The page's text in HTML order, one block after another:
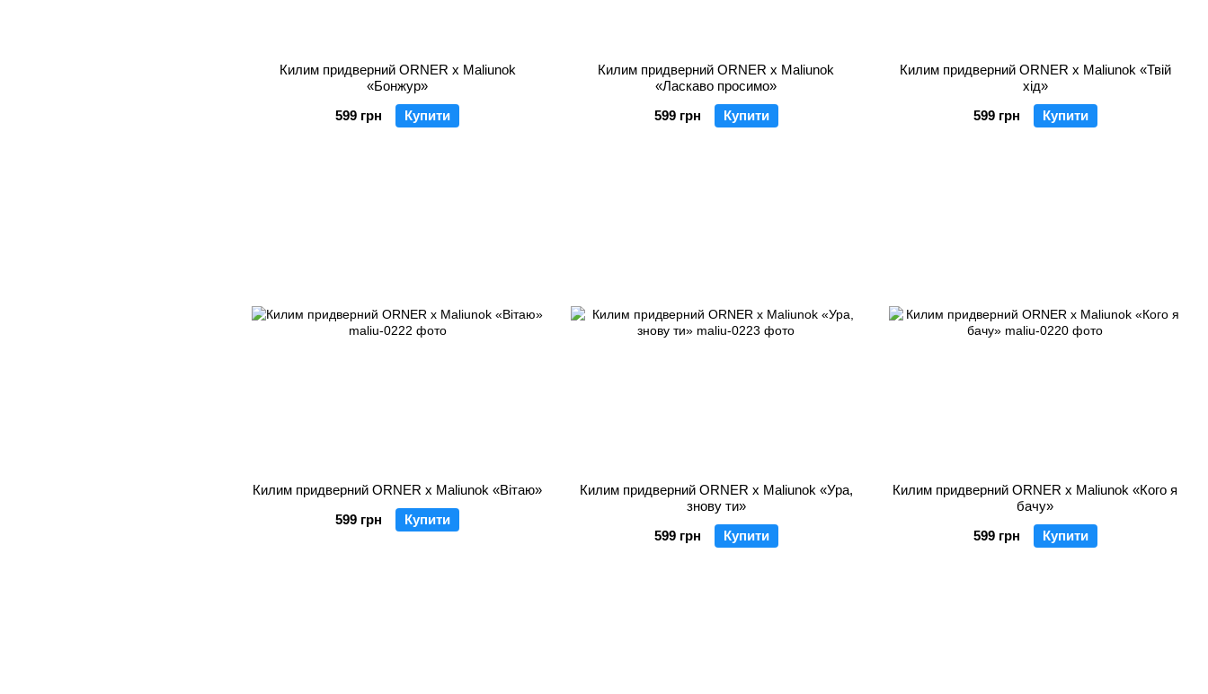
Килим придверний ORNER x Maliunok
«Бонжур»
599 грн
Купити
Килим придверний ORNER x Maliunok
«Ласкаво просимо»
599 грн
Купити
Килим придверний ORNER x Maliunok «Твій
хід»
599 грн
Купити
Килим придверний ORNER x Maliunok «Вітаю»
599 грн
Купити
Килим придверний ORNER x Maliunok «Ура,
знову ти»
599 грн
Купити
Килим придверний ORNER x Maliunok «Кого я
бачу»
599 грн
Купити